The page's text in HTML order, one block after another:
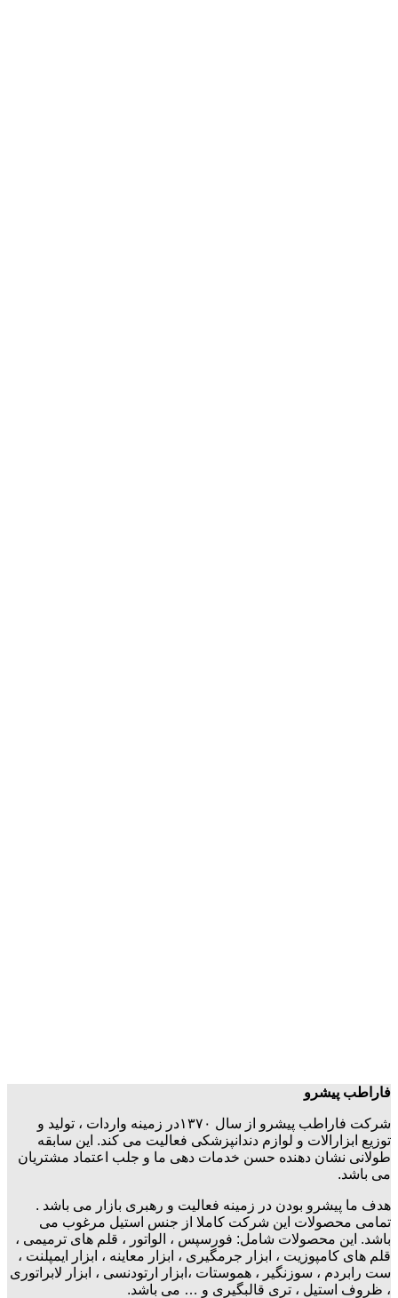
فاراطب پیشرو
شرکت فاراطب پیشرو از سال ۱۳۷۰در زمینه واردات ، تولید و
توزیع ابزارالات و لوازم دندانپزشکی فعالیت می کند. این سابقه
طولانی نشان دهنده حسن خدمات دهی ما و جلب اعتماد مشتریان
می باشد.
هدف ما پیشرو بودن در زمینه فعالیت و رهبری بازار می باشد .
تمامی محصولات این شرکت کاملا از جنس استیل مرغوب می
باشد. این محصولات شامل: فورسپس ، الواتور ، قلم های ترمیمی ،
قلم های کامپوزیت ، ابزار جرمگیری ، ابزار معاینه ، ابزار ایمپلنت ،
ست رابردم ، سوزنگیر ، هموستات ،ابزار ارتودنسی ، ابزار لابراتوری
، ظروف استیل ، تری قالبگیری و … می باشد.